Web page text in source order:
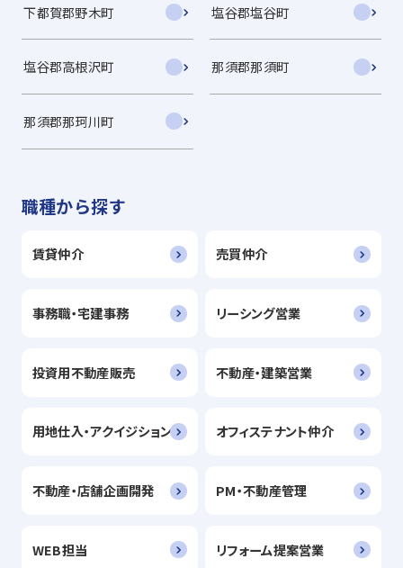
下都賀郡野木町 塩谷郡塩谷町
塩谷郡高根沢町 那須郡那須町
那須郡那珂川町
職種から探す
賃貸仲介 売買仲介
事務職・宅建事務 リーシング営業
投資用不動産販売 不動産・建築営業
用地仕入・アクイジション オフィステナント仲介
不動産・店舗企画開発 PM・不動産管理
WEB担当 リフォーム提案営業